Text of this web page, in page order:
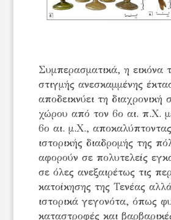
Συμπερασματικά, η εικόνα
στιγμής ανεσκαμμένης
αποδεικνύει τη διαχρονική
χώρου από τον 6ο αι. π.Χ.
6ο αι. μ.Χ., αποκαλύπτοντας
ιστορικής διαδρομής της
αφορούν σε πολυτελείς
σε όλες ανεξαιρέτως τις
κατοίκησης της Τενέας
ιστορικά γεγονότα, όπως
καταστροφές και